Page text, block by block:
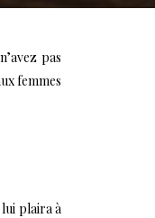
pas
femmes
plaira à